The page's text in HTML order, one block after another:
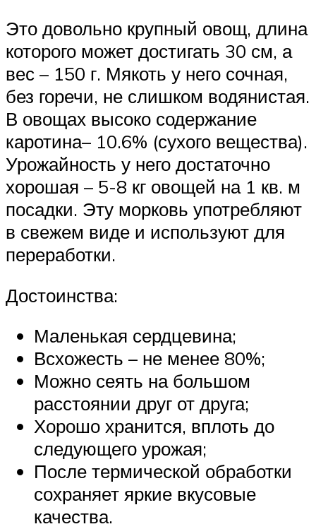
Это довольно крупный овощ, длина
которого может достигать 30 см, а
вес – 150 г. Мякоть у него сочная,
без горечи, не слишком водянистая.
В овощах высоко содержание
каротина– 10.6% (сухого вещества).
Урожайность у него достаточно
хорошая – 5-8 кг овощей на 1 кв. м
посадки. Эту морковь употребляют
в свежем виде и используют для
переработки.
Достоинства:
Маленькая сердцевина;
Всхожесть – не менее 80%;
Можно сеять на большом
расстоянии друг от друга;
Хорошо хранится, вплоть до
следующего урожая;
После термической обработки
сохраняет яркие вкусовые
качества.